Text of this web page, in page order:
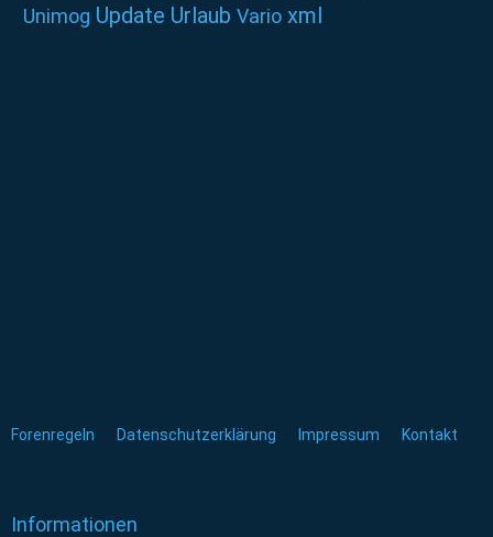
Unimog Update Urlaub Vario xml
Forenregeln Datenschutzerklärung Impressum Kontakt
Informationen